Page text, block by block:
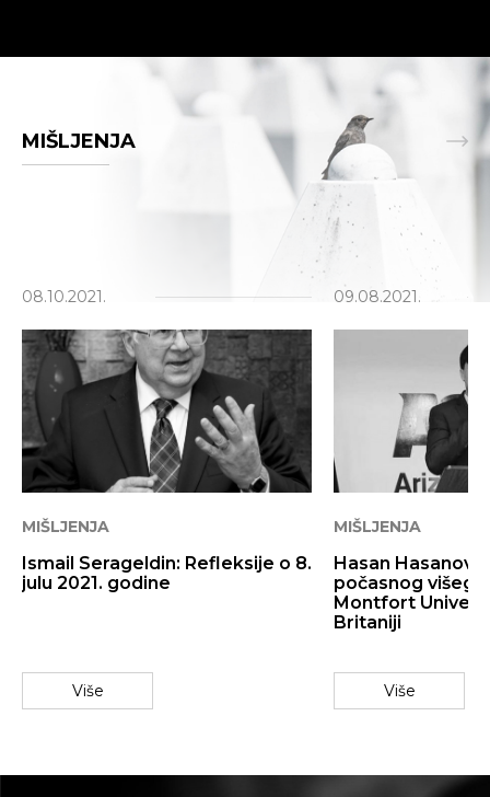
Traži
MIŠLJENJA
08.10.2021.
MIŠLJENJA
Ismail Serageldin: Refleksije o 8.
julu 2021. godine
Više
09.08.2021.
MIŠLJENJA
Hasan
počasnog višeg
Montfort
Britaniji
Više